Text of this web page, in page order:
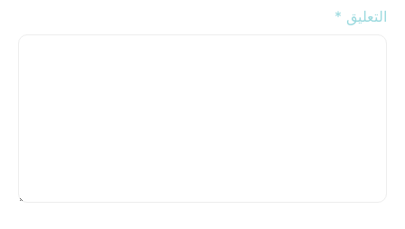
التعليق *